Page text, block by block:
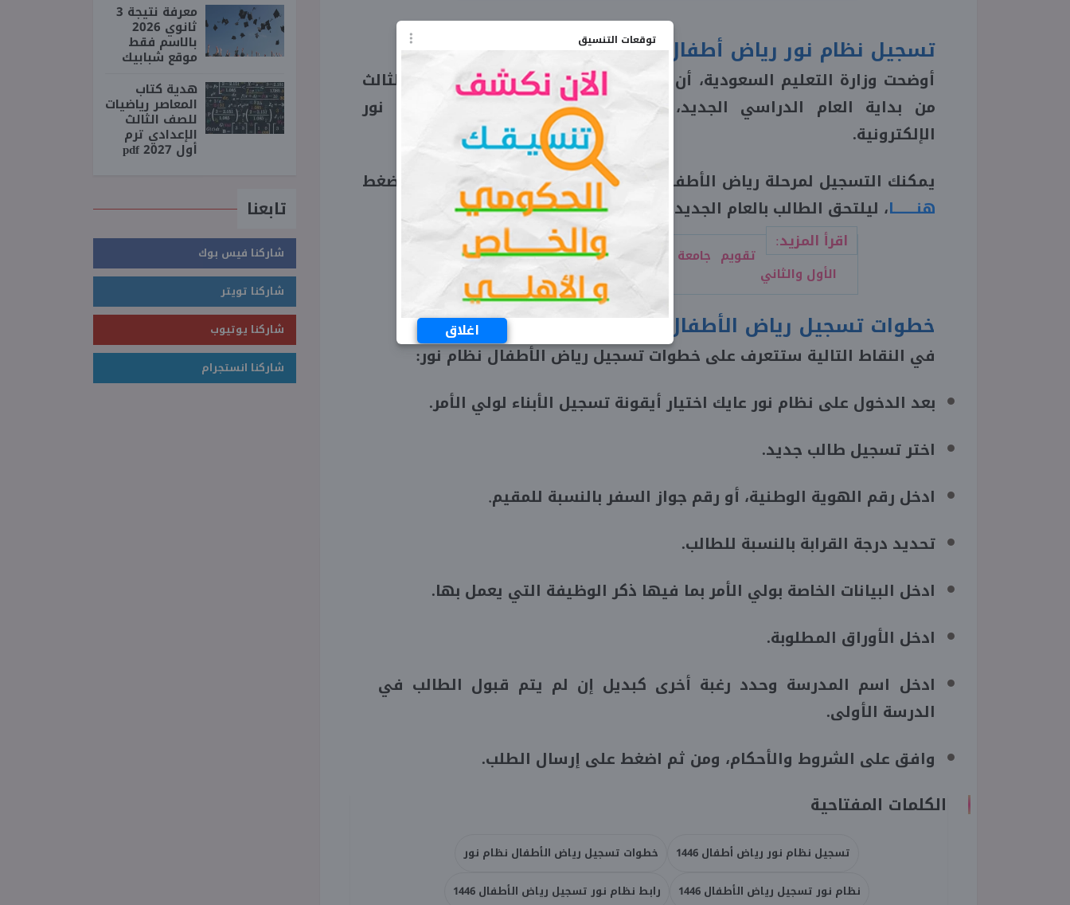
توقعات التنسيق
اغلاق
تسجيل نظام نور رياض أطفال 1446
أوضحت وزارة التعليم السعودية، أن التقديم سيكون متاح حتى الأسبوع الثالث
من بداية العام الدراسي الجديد، حيث يتم تقديم الطلب عبر منصة نور
الإلكترونية.
يمكنك التسجيل لمرحلة رياض الأطفال من خلال نظام نور 1446 من خلال الضغط
هنـــــــا، ليلتحق الطالب بالعام الجديد.
اقرأ المزيد:
تقويم جامعة الملك سعود 1446 كامل الترم
الأول والثاني
خطوات تسجيل رياض الأطفال نظام نور
في النقاط التالية ستتعرف على خطوات تسجيل رياض الأطفال نظام نور:
بعد الدخول على نظام نور عايك اختيار أيقونة تسجيل الأبناء لولي الأمر.
اختر تسجيل طالب جديد.
ادخل رقم الهوية الوطنية، أو رقم جواز السفر بالنسبة للمقيم.
تحديد درجة القرابة بالنسبة للطالب.
ادخل البيانات الخاصة بولي الأمر بما فيها ذكر الوظيفة التي يعمل بها.
ادخل الأوراق المطلوبة.
ادخل اسم المدرسة وحدد رغبة أخرى كبديل إن لم يتم قبول الطالب في
الدرسة الأولى.
وافق على الشروط والأحكام، ومن ثم اضغط على إرسال الطلب.
الكلمات المفتاحية
تسجيل نظام نور رياض أطفال 1446
خطوات تسجيل رياض الأطفال نظام نور
نظام نور تسجيل رياض الأطفال 1446
رابط نظام نور تسجيل رياض الأطفال 1446
معرفة نتيجة 3
ثانوي 2026
بالاسم فقط
موقع شبابيك
هدية كتاب
المعاصر رياضيات
للصف الثالث
الإعدادي ترم
أول 2027 pdf
تابعنا
شاركنا فيس بوك
شاركنا تويتر
شاركنا يوتيوب
شاركنا انستجرام